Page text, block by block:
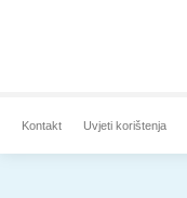
Kontakt Uvjeti korištenja